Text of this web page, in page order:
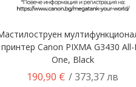
принтер Canon PIXMA G3430 All-
One, Black
190,90 € / 373,37 лв